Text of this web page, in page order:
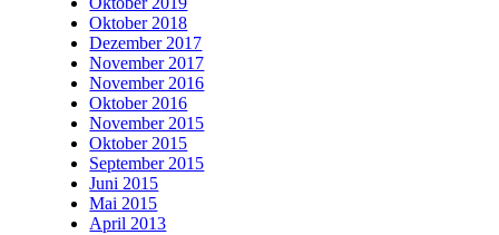
Oktober 2018
Dezember 2017
November 2017
November 2016
Oktober 2016
November 2015
Oktober 2015
September 2015
Juni 2015
Mai 2015
April 2013